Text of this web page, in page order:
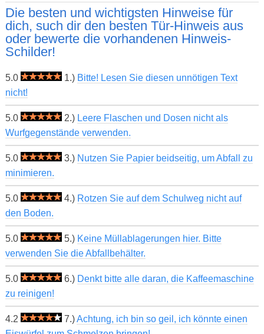
Die besten und wichtigsten Hinweise für
dich, such dir den besten Tür-Hinweis aus
oder bewerte die vorhandenen Hinweis-
Schilder!
5.0 1.) Bitte! Lesen Sie diesen unnötigen Text
nicht!
5.0 2.) Leere Flaschen und Dosen nicht als
Wurfgegenstände verwenden.
5.0 3.) Nutzen Sie Papier beidseitig, um Abfall zu
minimieren.
5.0 4.) Rotzen Sie auf dem Schulweg nicht auf
den Boden.
5.0 5.) Keine Müllablagerungen hier. Bitte
verwenden Sie die Abfallbehälter.
5.0 6.) Denkt bitte alle daran, die Kaffeemaschine
zu reinigen!
4.2 7.)Achtung, ich bin so geil, ich könnte einen